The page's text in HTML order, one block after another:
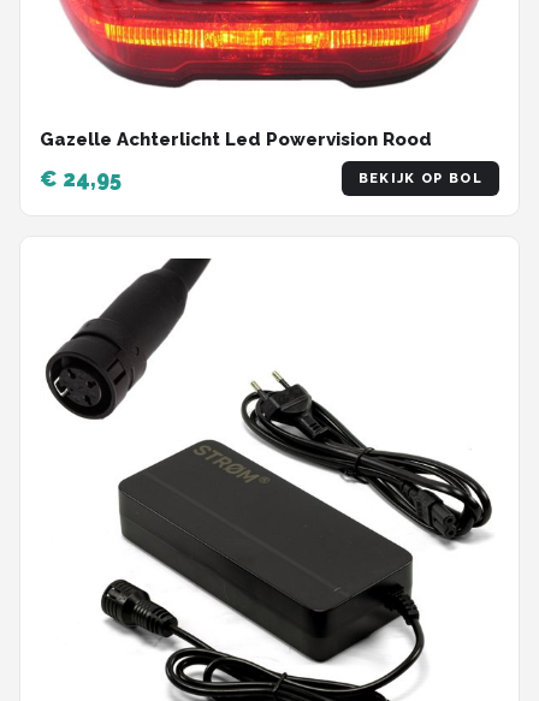
Gazelle Achterlicht Led Powervision Rood
€ 24,95 BEKIJK OP BOL